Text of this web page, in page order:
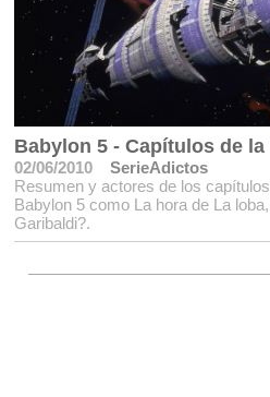
Babylon 5 - Capítulos de la
02/06/2010
SerieAdictos
Resumen y actores de los
Babylon 5 como La hora de La
Garibaldi?.